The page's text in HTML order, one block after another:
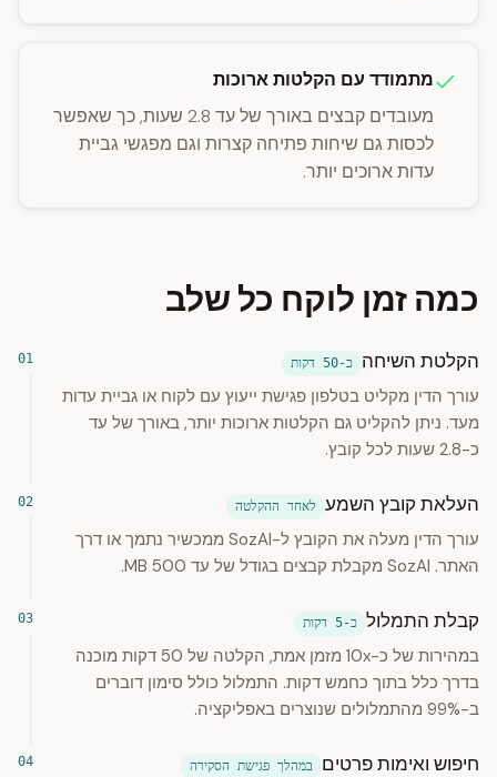
מתמודד עם הקלטות ארוכות
מעובדים קבצים באורך של עד 2.8 שעות, כך שאפשר
לכסות גם שיחות פתיחה קצרות וגם מפגשי גביית
עדות ארוכים יותר.
כמה זמן לוקח כל שלב
הקלטת השיחה כ-50 דקות
עורך הדין מקליט בטלפון פגישת ייעוץ עם לקוח או גביית עדות
מעד. ניתן להקליט גם הקלטות ארוכות יותר, באורך של עד
כ-2.8 שעות לכל קובץ.
העלאת קובץ השמע לאחר ההקלטה
עורך הדין מעלה את הקובץ ל-SozAI ממכשיר נתמך או דרך
האתר. SozAI מקבלת קבצים בגודל של עד 500 MB.
קבלת התמלול כ-5 דקות
במהירות של כ-10x מזמן אמת, הקלטה של 50 דקות מוכנה
בדרך כלל בתוך כחמש דקות. התמלול כולל סימון דוברים
ב-99% מהתמלולים שנוצרים באפליקציה.
חיפוש ואימות פרטים במהלך פגישת הסקירה